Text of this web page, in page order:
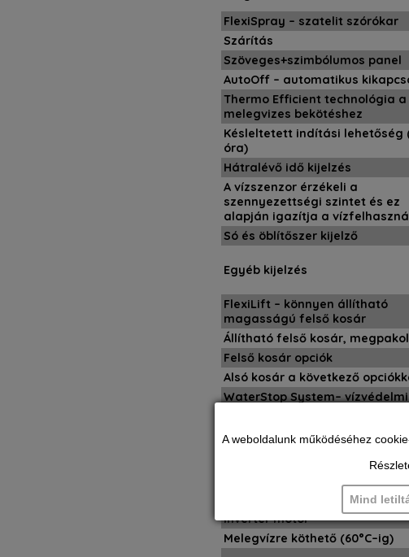
FlexiSpray – szatelit szórókar
Szárítás
Szöveges+szimbólumos panel
AutoOff – automatikus
Thermo Efficient technológia a
melegvizes bekötéshez
Késleltetett indítási lehetőség
óra)
Hátralévő idő kijelzés
A vízszenzor érzékeli a
szennyezettségi szintet és ez
alapján igazítja a
Só és öblítőszer kijelző
Egyéb kijelzés
FlexiLift – könnyen állítható
magasságú felső kosár
Állítható felső kosár,
Felső kosár opciók
Alsó kosár a következő
WaterStop System– vízvédelmi
hatékonyság/Szárítási
Két színű, fénypont jelzés a
Inverter motor
Melegvízre köthető (60°C–ig)
A weboldalunk működéséhez
Mind